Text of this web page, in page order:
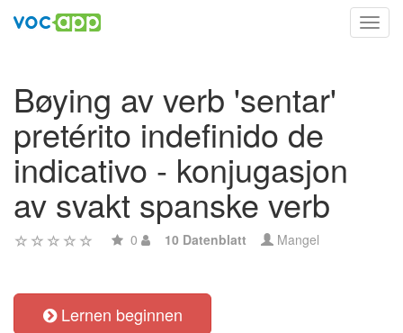
Bøying av verb 'sentar'
pretérito indefinido de
indicativo - konjugasjon
av svakt spanske verb
0 10 Datenblatt Mangel
Lernen beginnen